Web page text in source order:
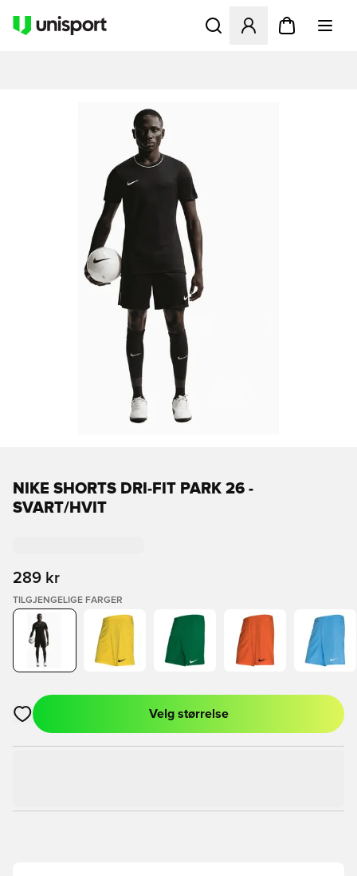
Åpner en Modal for å
NIKE SHORTS DRI-FIT PARK 26 -
SVART/HVIT
289 kr
TILGJENGELIGE FARGER
Åpner en Modal for å logge inn eller registrere deg som
Velg størrelse